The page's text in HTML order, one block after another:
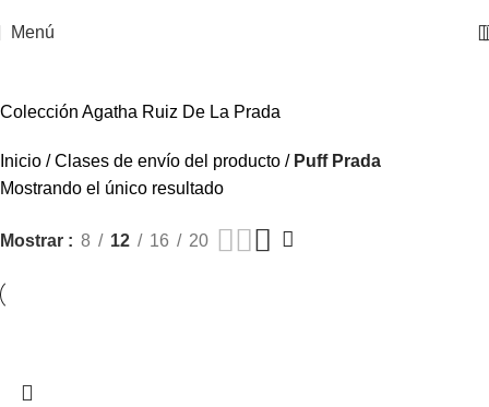
Menú
Colección Agatha Ruiz De La Prada
Inicio Clases de envío del producto
Puff Prada
Mostrando el único resultado
Mostrar 8 12 16 20